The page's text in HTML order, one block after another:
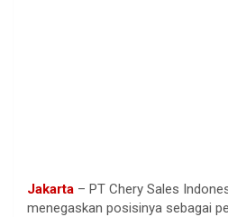
Jakarta – PT Chery Sales
menegaskan posisinya sebagai